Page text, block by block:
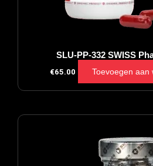
SLU-PP-332 SWISS
€65.00 Toevoegen aan